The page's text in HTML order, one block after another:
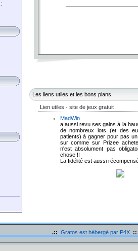
Les liens utiles et les bons plans
Lien utiles - site de jeux gratuit
MadWin
a aussi revu ses gains à la
de nombreux lots (et des
patients) à gagner pour pas
sur comme sur Prizee
n'est absolument pas
chose!!
La fidélité est aussi
.:: Gratos est hébergé par P4X ::